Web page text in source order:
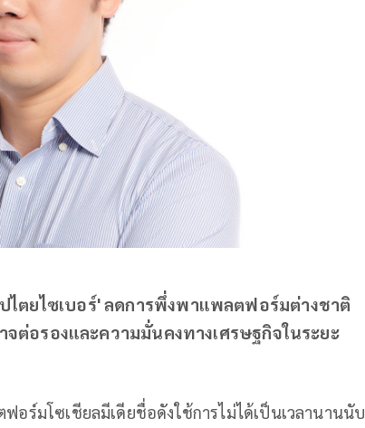
ไตยไซเบอร์' ลดการพึ่งพาแพลตฟอร์มต่างชาติ
อรองและความมั่นคงทางเศรษฐกิจในระยะ
อร์มโซเชียลมีเดียชื่อดังใช้การไม่ได้เป็นเวลานานนับ